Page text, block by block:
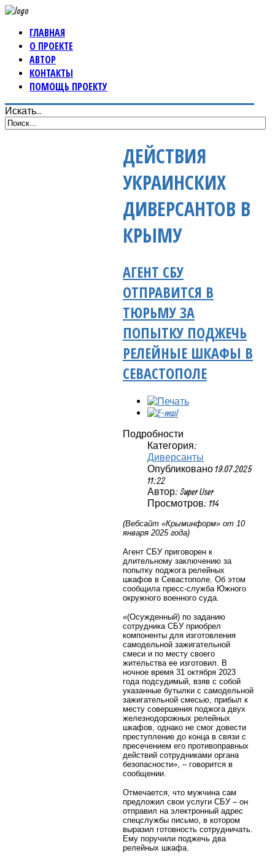
ГЛАВНАЯ
О ПРОЕКТЕ
АВТОР
КОНТАКТЫ
ПОМОЩЬ ПРОЕКТУ
Искать...
ДЕЙСТВИЯ
УКРАИНСКИХ
ДИВЕРСАНТОВ В
КРЫМУ
АГЕНТ СБУ
ОТПРАВИТСЯ В
ТЮРЬМУ ЗА
ПОПЫТКУ ПОДЖЕЧЬ
РЕЛЕЙНЫЕ ШКАФЫ В
СЕВАСТОПОЛЕ
Подробности
Категория:
Диверсанты
Опубликовано 19.07.2025
11:22
Автор: Super User
Просмотров: 114
(Вебсайт «Крыминформ» от 10
января 2025 года)
Агент СБУ приговорен к
длительному заключению за
попытку поджога релейных
шкафов в Севастополе. Об этом
сообщила пресс-служба Южного
окружного военного суда.
«(Осужденный) по заданию
сотрудника СБУ приобрел
компоненты для изготовления
самодельной зажигательной
смеси и по месту своего
жительства ее изготовил. В
ночное время 31 октября 2023
года подсудимый, взяв с собой
указанные бутылки с самодельной
зажигательной смесью, прибыл к
месту совершения поджога двух
железнодорожных релейных
шкафов, однако не смог довести
преступление до конца в связи с
пресечением его противоправных
действий сотрудниками органа
безопасности», – говорится в
сообщении.
Отмечается, что мужчина сам
предложил свои услуги СБУ – он
отправил на электронный адрес
спецслужбы письмо, в котором
выразил готовность сотрудничать.
Ему поручили поджечь два
релейных шкафа.